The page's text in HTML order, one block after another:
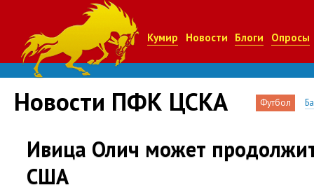
Кумир Новости Блоги Опросы
Новости ПФК ЦСКА Футбол
Ивица Олич может
США